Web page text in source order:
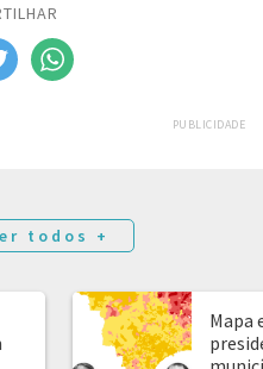
PUBLICIDADE
todos +
Mapa